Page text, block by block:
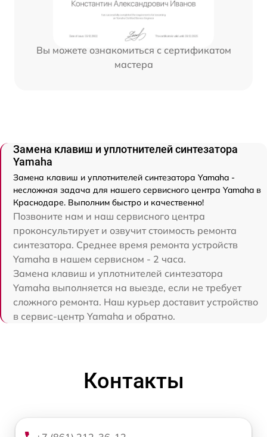
Вы можете ознакомиться с сертификатом
мастера
Замена клавиш и уплотнителей синтезатора
Yamaha
Замена клавиш и уплотнителей синтезатора Yamaha -
несложная задача для нашего сервисного центра Yamaha в
Краснодаре. Выполним быстро и качественно!
Позвоните нам и наш сервисного центра
проконсультирует и озвучит стоимость ремонта
синтезатора. Среднее время ремонта устройств
Yamaha в нашем сервисном - 2 часа.
Замена клавиш и уплотнителей синтезатора
Yamaha выполняется на выезде, если не требует
сложного ремонта. Наш курьер доставит устройство
в сервис-центр Yamaha и обратно.
Контакты